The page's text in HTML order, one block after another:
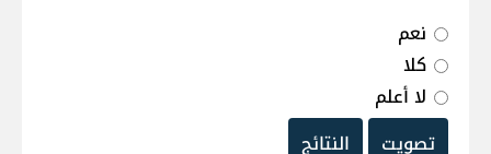
نعم
كلا
لا أعلم
تصويت
النتائج